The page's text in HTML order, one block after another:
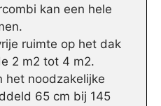
kan een hele
ruimte op het dak
2 m2 tot 4 m2.
het noodzakelijke
65 cm bij 145